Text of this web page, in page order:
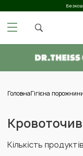
ГоловнаГігієна
Кількість